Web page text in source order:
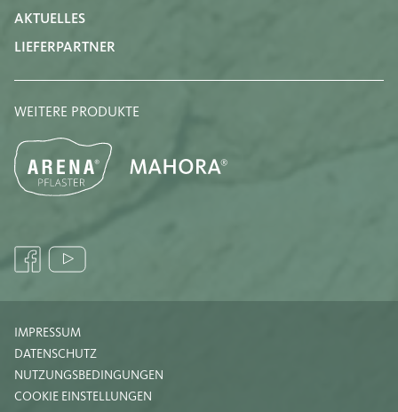
AKTUELLES
LIEFERPARTNER
WEITERE PRODUKTE
IMPRESSUM
DATENSCHUTZ
NUTZUNGSBEDINGUNGEN
COOKIE EINSTELLUNGEN